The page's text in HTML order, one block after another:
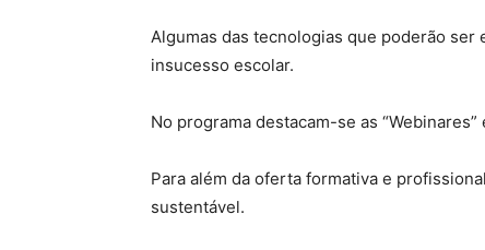
Algumas das tecnologias que poderão
insucesso escolar.
No programa destacam-se as
Para além da oferta formativa e
sustentável.